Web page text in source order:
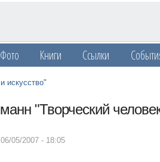
Фото Книги Ссылки
искусство"
"Творческий
06/05/2007 - 18:05